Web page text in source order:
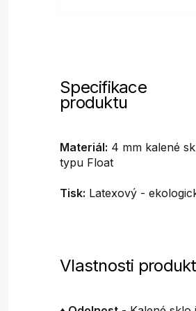
Specifikace
produktu
Materiál: 4 mm kalené
typu Float
Tisk: Latexový -
Vlastnosti